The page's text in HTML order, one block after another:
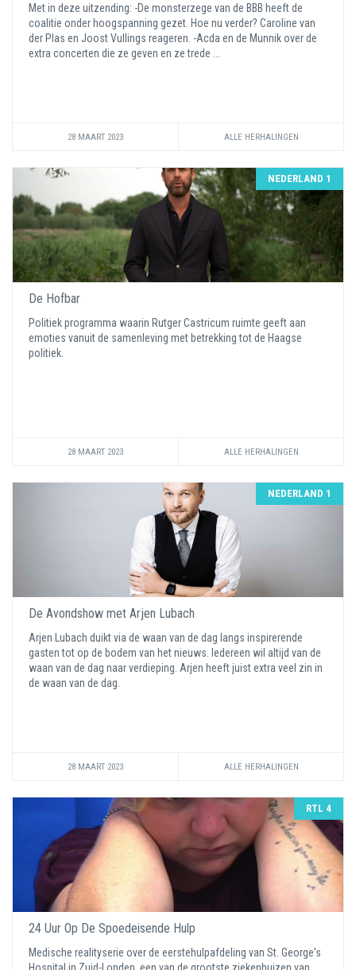
Met in deze uitzending: -De monsterzege van de BBB heeft de
coalitie onder hoogspanning gezet. Hoe nu verder? Caroline van
der Plas en Joost Vullings reageren. -Acda en de Munnik over de
extra concerten die ze geven en ze trede ...
28 MAART 2023 ALLE HERHALINGEN
NEDERLAND 1
De Hofbar
Politiek programma waarin Rutger Castricum ruimte geeft aan
emoties vanuit de samenleving met betrekking tot de Haagse
politiek.
28 MAART 2023 ALLE HERHALINGEN
NEDERLAND 1
De Avondshow met Arjen Lubach
Arjen Lubach duikt via de waan van de dag langs inspirerende
gasten tot op de bodem van het nieuws. Iedereen wil altijd van de
waan van de dag naar verdieping. Arjen heeft juist extra veel zin in
de waan van de dag.
28 MAART 2023 ALLE HERHALINGEN
RTL 4
24 Uur Op De Spoedeisende Hulp
Medische realityserie over de eerstehulpafdeling van St. George's